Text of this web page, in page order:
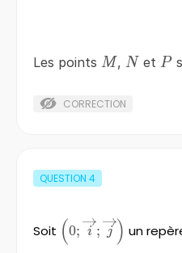
Les points M
M, N
N et P
P
CORRECTION
QUESTION 4
Soit (0; i ; j ) un